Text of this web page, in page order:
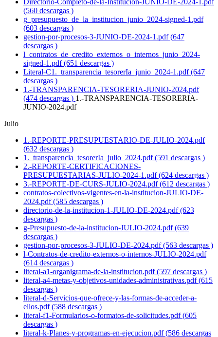
(560 descargas )
g_presupuesto_de_la_institucion_junio_2024-signed-1.pdf
(603 descargas )
gestion-por-procesos-3-JUNIO-DE-2024-1.pdf (647
descargas )
l_contratos_de_credito_externos_o_internos_junio_2024-
signed-1.pdf (651 descargas )
Literal-C1._transparencia_tesorerIa_junio_2024-1.pdf (647
descargas )
1.-TRANSPARENCIA-TESORERIA-JUNIO-2024.pdf
(474 descargas ) 1.-TRANSPARENCIA-TESORERIA-
JUNIO-2024.pdf
Julio
1.-REPORTE-PRESUPUESTARIO-DE-JULIO-2024.pdf
(632 descargas )
1._transparencia_tesorerIa_julio_2024.pdf (591 descargas )
2.-REPORTE-CERTIFICACIONES-
PRESUPUESTARIAS-JULIO-2024-1.pdf (624 descargas )
3.-REPORTE-DE-CURS-JULIO-2024.pdf (612 descargas )
contratos-colectivos-vigentes-en-la-institucion-JULIO-DE-
2024.pdf (585 descargas )
directorio-de-la-institucion-1-JULIO-DE-2024.pdf (623
descargas )
g-Presupuesto-de-la-institucion-JULIO-2024.pdf (639
descargas )
gestion-por-procesos-3-JULIO-DE-2024.pdf (563 descargas )
l-Contratos-de-credito-externos-o-internos-JULIO-2024.pdf
(614 descargas )
literal-a1-organigrama-de-la-institucion.pdf (597 descargas )
literal-a4-metas-y-objetivos-unidades-administrativas.pdf (615
descargas )
literal-d-Servicios-que-ofrece-y-las-formas-de-acceder-a-
ellos.pdf (588 descargas )
literal-f1-Formularios-o-formatos-de-solicitudes.pdf (605
descargas )
literal-k-Planes-y-programas-en-ejecucion.pdf (586 descargas